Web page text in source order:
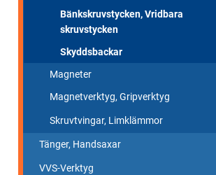
Bänkskruvstycken, Vridbara
skruvstycken
Skyddsbackar
Magneter
Magnetverktyg, Gripverktyg
Skruvtvingar, Limklämmor
Tänger, Handsaxar
VVS-Verktyg